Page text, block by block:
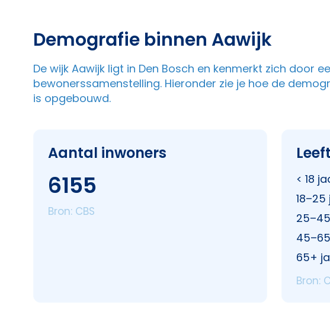
Demografie binnen Aawijk
De wijk Aawijk ligt in Den Bosch en kenmerkt zich door
bewonerssamenstelling. Hieronder zie je hoe de
is opgebouwd.
Aantal inwoners
6155
Bron: CBS
< 18
65+
Bron: